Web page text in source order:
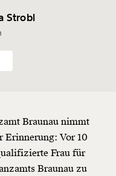
Strobl
Braunau nimmt
Erinnerung: Vor 10
Frau für
Braunau zu